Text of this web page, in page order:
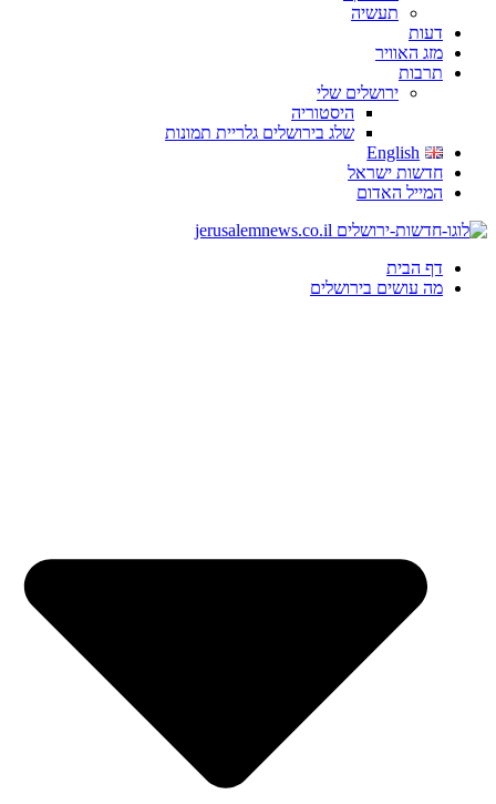
תעשיה
דעות
מזג האוויר
תרבות
ירושלים שלי
היסטוריה
שלג בירושלים גלריית תמונות
English
חדשות ישראל
המייל האדום
דף הבית
מה עושים בירושלים